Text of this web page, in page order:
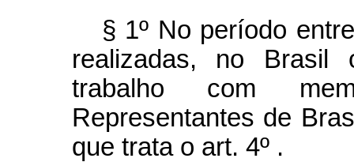
§ 1º No período
realizadas, no Brasil
trabalho com
Representantes de
que trata o art. 4º .